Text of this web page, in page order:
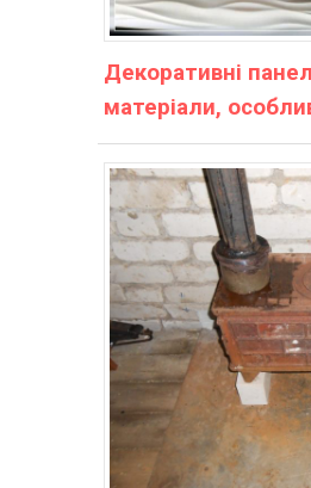
Декоративні
матеріали,